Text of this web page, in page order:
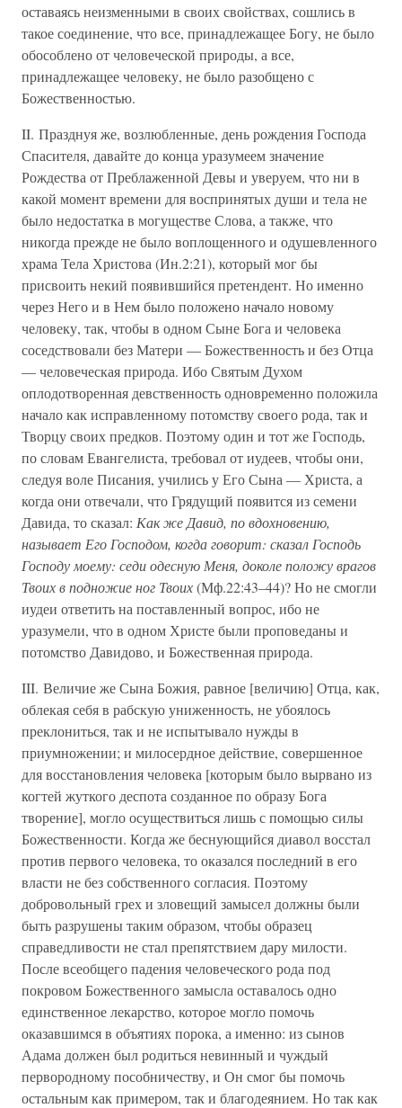
оставаясь неизменными в своих свойствах, сошлись в
такое соединение, что все, принадлежащее Богу, не было
обособлено от человеческой природы, а все,
принадлежащее человеку, не было разобщено с
Божественностью.
II. Празднуя же, возлюбленные, день рождения Господа
Спасителя, давайте до конца уразумеем значение
Рождества от Преблаженной Девы и уверуем, что ни в
какой момент времени для воспринятых души и тела не
было недостатка в могуществе Слова, а также, что
никогда прежде не было воплощенного и одушевленного
храма Тела Христова (Ин.2:21), который мог бы
присвоить некий появившийся претендент. Но именно
через Него и в Нем было положено начало новому
человеку, так, чтобы в одном Сыне Бога и человека
соседствовали без Матери — Божественность и без Отца
— человеческая природа. Ибо Святым Духом
оплодотворенная девственность одновременно положила
начало как исправленному потомству своего рода, так и
Творцу своих предков. Поэтому один и тот же Господь,
по словам Евангелиста, требовал от иудеев, чтобы они,
следуя воле Писания, учились у Его Сына — Христа, а
когда они отвечали, что Грядущий появится из семени
Давида, то сказал: Как же Давид, по вдохновению,
называет Его Господом, когда говорит: сказал Господь
Господу моему: седи одесную Меня, доколе положу врагов
Твоих в подножие ног Твоих(Мф.22:43–44)? Но не смогли
иудеи ответить на поставленный вопрос, ибо не
уразумели, что в одном Христе были проповеданы и
потомство Давидово, и Божественная природа.
III. Величие же Сына Божия, равное [величию] Отца, как,
облекая себя в рабскую униженность, не убоялось
преклониться, так и не испытывало нужды в
приумножении; и милосердное действие, совершенное
для восстановления человека [которым было вырвано из
когтей жуткого деспота созданное по образу Бога
творение], могло осуществиться лишь с помощью силы
Божественности. Когда же беснующийся диавол восстал
против первого человека, то оказался последний в его
власти не без собственного согласия. Поэтому
добровольный грех и зловещий замысел должны были
быть разрушены таким образом, чтобы образец
справедливости не стал препятствием дару милости.
После всеобщего падения человеческого рода под
покровом Божественного замысла оставалось одно
единственное лекарство, которое могло помочь
оказавшимся в объятиях порока, а именно: из сынов
Адама должен был родиться невинный и чуждый
первородному пособничеству, и Он смог бы помочь
остальным как примером, так и благодеянием. Но так как